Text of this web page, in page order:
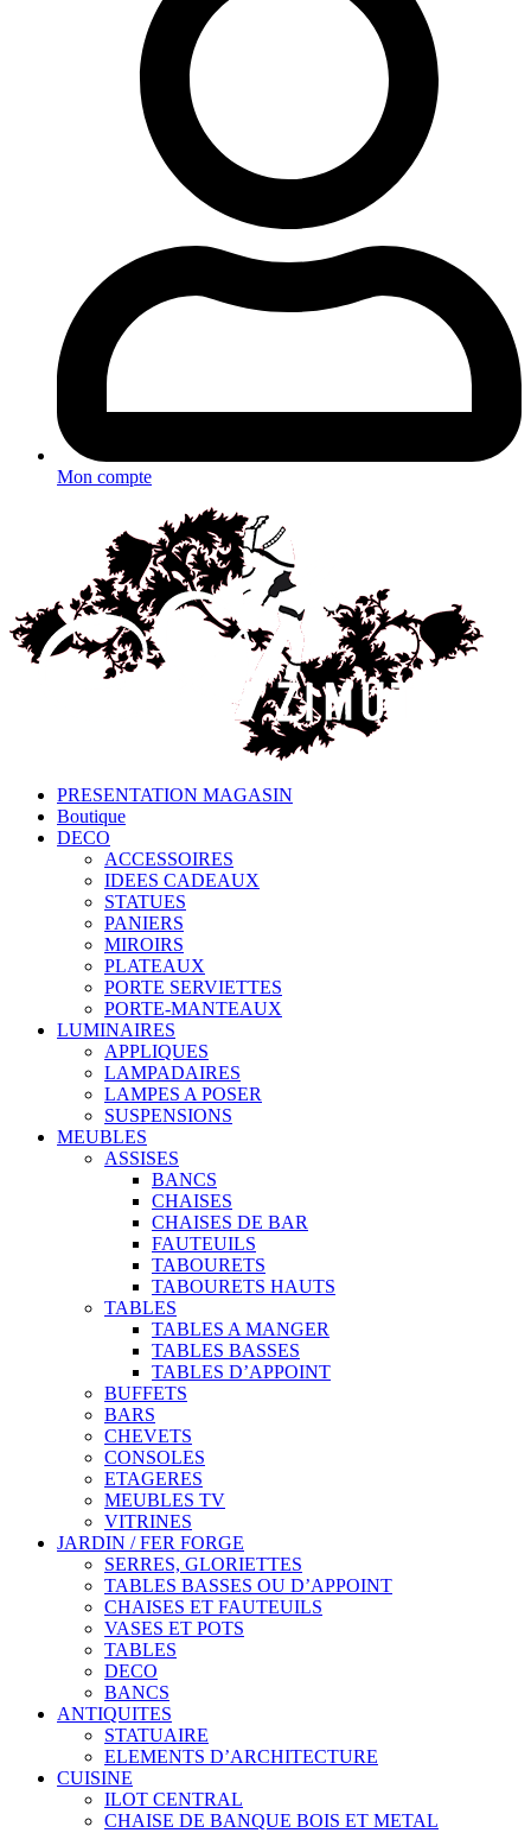
Mon compte
PRESENTATION MAGASIN
Boutique
DECO
ACCESSOIRES
IDEES CADEAUX
STATUES
PANIERS
MIROIRS
PLATEAUX
PORTE SERVIETTES
PORTE-MANTEAUX
LUMINAIRES
APPLIQUES
LAMPADAIRES
LAMPES A POSER
SUSPENSIONS
MEUBLES
ASSISES
BANCS
CHAISES
CHAISES DE BAR
FAUTEUILS
TABOURETS
TABOURETS HAUTS
TABLES
TABLES A MANGER
TABLES BASSES
TABLES D’APPOINT
BUFFETS
BARS
CHEVETS
CONSOLES
ETAGERES
MEUBLES TV
VITRINES
JARDIN / FER FORGE
SERRES, GLORIETTES
TABLES BASSES OU D’APPOINT
CHAISES ET FAUTEUILS
VASES ET POTS
TABLES
DECO
BANCS
ANTIQUITES
STATUAIRE
ELEMENTS D’ARCHITECTURE
CUISINE
ILOT CENTRAL
CHAISE DE BANQUE BOIS ET METAL